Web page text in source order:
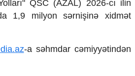
QSC (AZAL) 2026-cı ilin
1,9 milyon sərnişinə xidmət
-a səhmdar cəmiyyətindən